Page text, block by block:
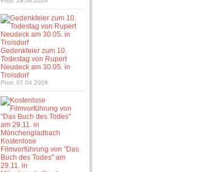
Gedenkfeier zum 10.
Todestag von Rupert
Neudeck am 30.05. in
Troisdorf
Post: 07.04.2026
Kostenlose
Filmvorführung von "Das
Buch des Todes" am
29.11. in